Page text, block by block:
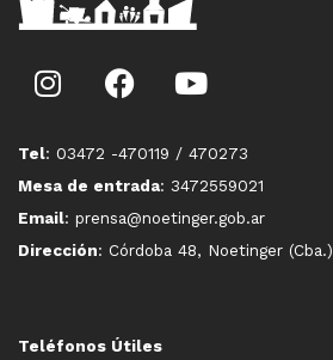
Tel: 03472 -470119 / 470273
Mesa de entrada: 3472559021
Email: prensa@noetinger.gob.ar
Dirección: Córdoba 48, Noetinger (Cba.)
Teléfonos Útiles